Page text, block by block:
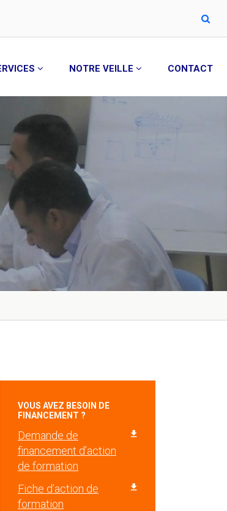
NOTRE VEILLE CONTACT
VOUS AVEZ BESOIN DE
FINANCEMENT ?
Demande de
financement d’action
de formation
Fiche d’action de
formation